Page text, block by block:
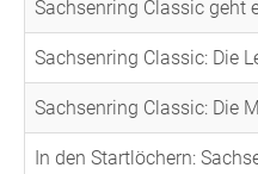
Sachsenring Classic geht
Sachsenring Classic: Die
Sachsenring Classic: Die
In den Startlöchern: